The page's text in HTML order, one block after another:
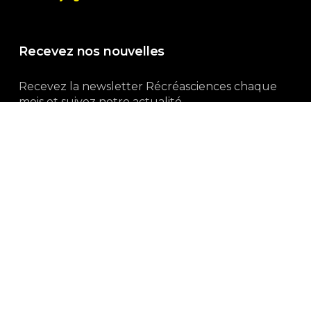
Recevez nos nouvelles
Recevez la newsletter Récréasciences chaque
mois et suivez notre actualité...